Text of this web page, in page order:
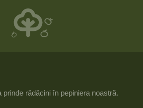
prinde rădăcini în pepiniera noastră.